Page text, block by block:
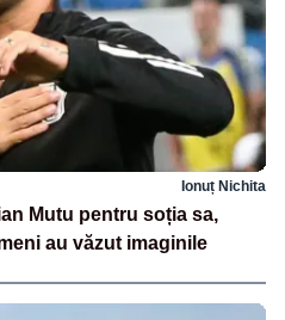
Ionuț Nichita
Mutu pentru soția sa,
au văzut imaginile